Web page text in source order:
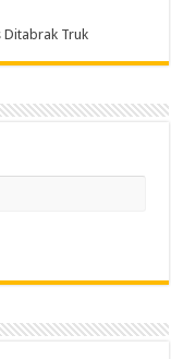
Ditabrak Truk